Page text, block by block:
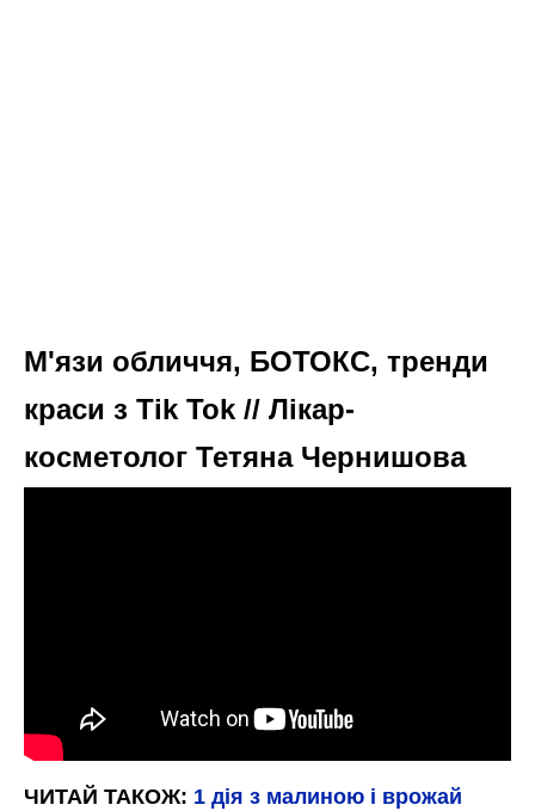
М'язи обличчя, БОТОКС, тренди
краси з Tik Tok // Лікар-
косметолог Тетяна Чернишова
ЧИТАЙ ТАКОЖ: 1 дія з малиною і врожай